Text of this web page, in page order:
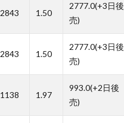
2843 1.50
2777.0(+3日後
売)
2843 1.50
2777.0(+3日後
売)
1138 1.97
993.0(+2日後
売)